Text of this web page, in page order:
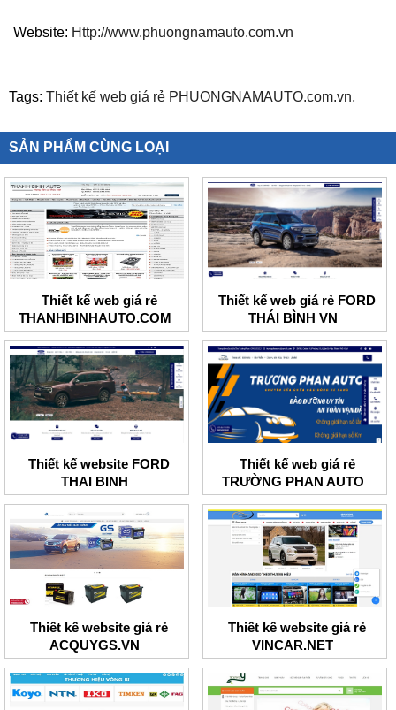
Website: Http://www.phuongnamauto.com.vn
Tags: Thiết kế web giá rẻ PHUONGNAMAUTO.com.vn,
SẢN PHẨM CÙNG LOẠI
Thiết kế web giá rẻ
THANHBINHAUTO.COM
Thiết kế web giá rẻ FORD
THÁI BÌNH VN
Thiết kế website FORD
THAI BINH
Thiết kế web giá rẻ
TRƯỜNG PHAN AUTO
Thiết kế website giá rẻ
ACQUYGS.VN
Thiết kế website giá rẻ
VINCAR.NET